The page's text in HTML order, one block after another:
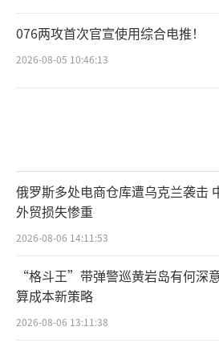
076两攻首次官宣使用综合电推！
2026-08-05 10:46:13
俄罗斯多处电商仓库遭乌克兰袭击
外贸损失惨重
2026-08-06 14:11:53
“格斗王”带弹警巡黄岩岛有何深
算成本新策略
2026-08-06 13:11:38